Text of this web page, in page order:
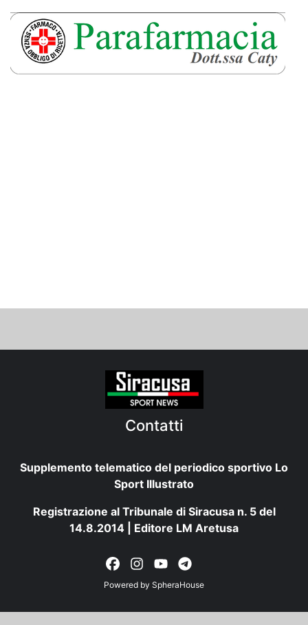
Contatti
Supplemento telematico del periodico sportivo Lo
Sport Illustrato
Registrazione al Tribunale di Siracusa n. 5 del
14.8.2014 | Editore LM Aretusa
Powered by SpheraHouse